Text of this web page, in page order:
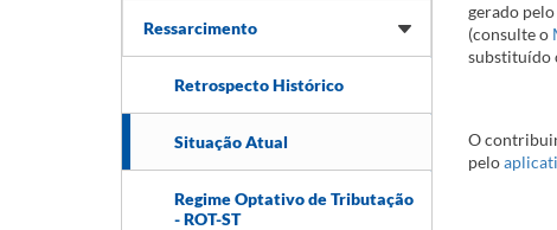
Ressarcimento
Retrospecto Histórico
Situação Atual
Regime Optativo de Tributação
- ROT-ST
gerado
(consulte o
substituído
O
pelo